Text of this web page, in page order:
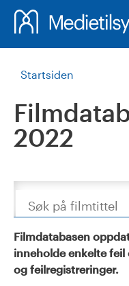
Startsiden
2022
Søk
Filmdatabasen
inneholde enkelte
og feilregistreringer.